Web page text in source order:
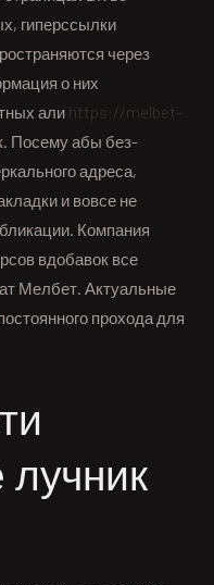
гиперссылки
через
о них
али https://melbet-
Посему абы без-
адреса,
и вовсе не
Компания
вдобавок все
Мелбет. Актуальные
прохода для